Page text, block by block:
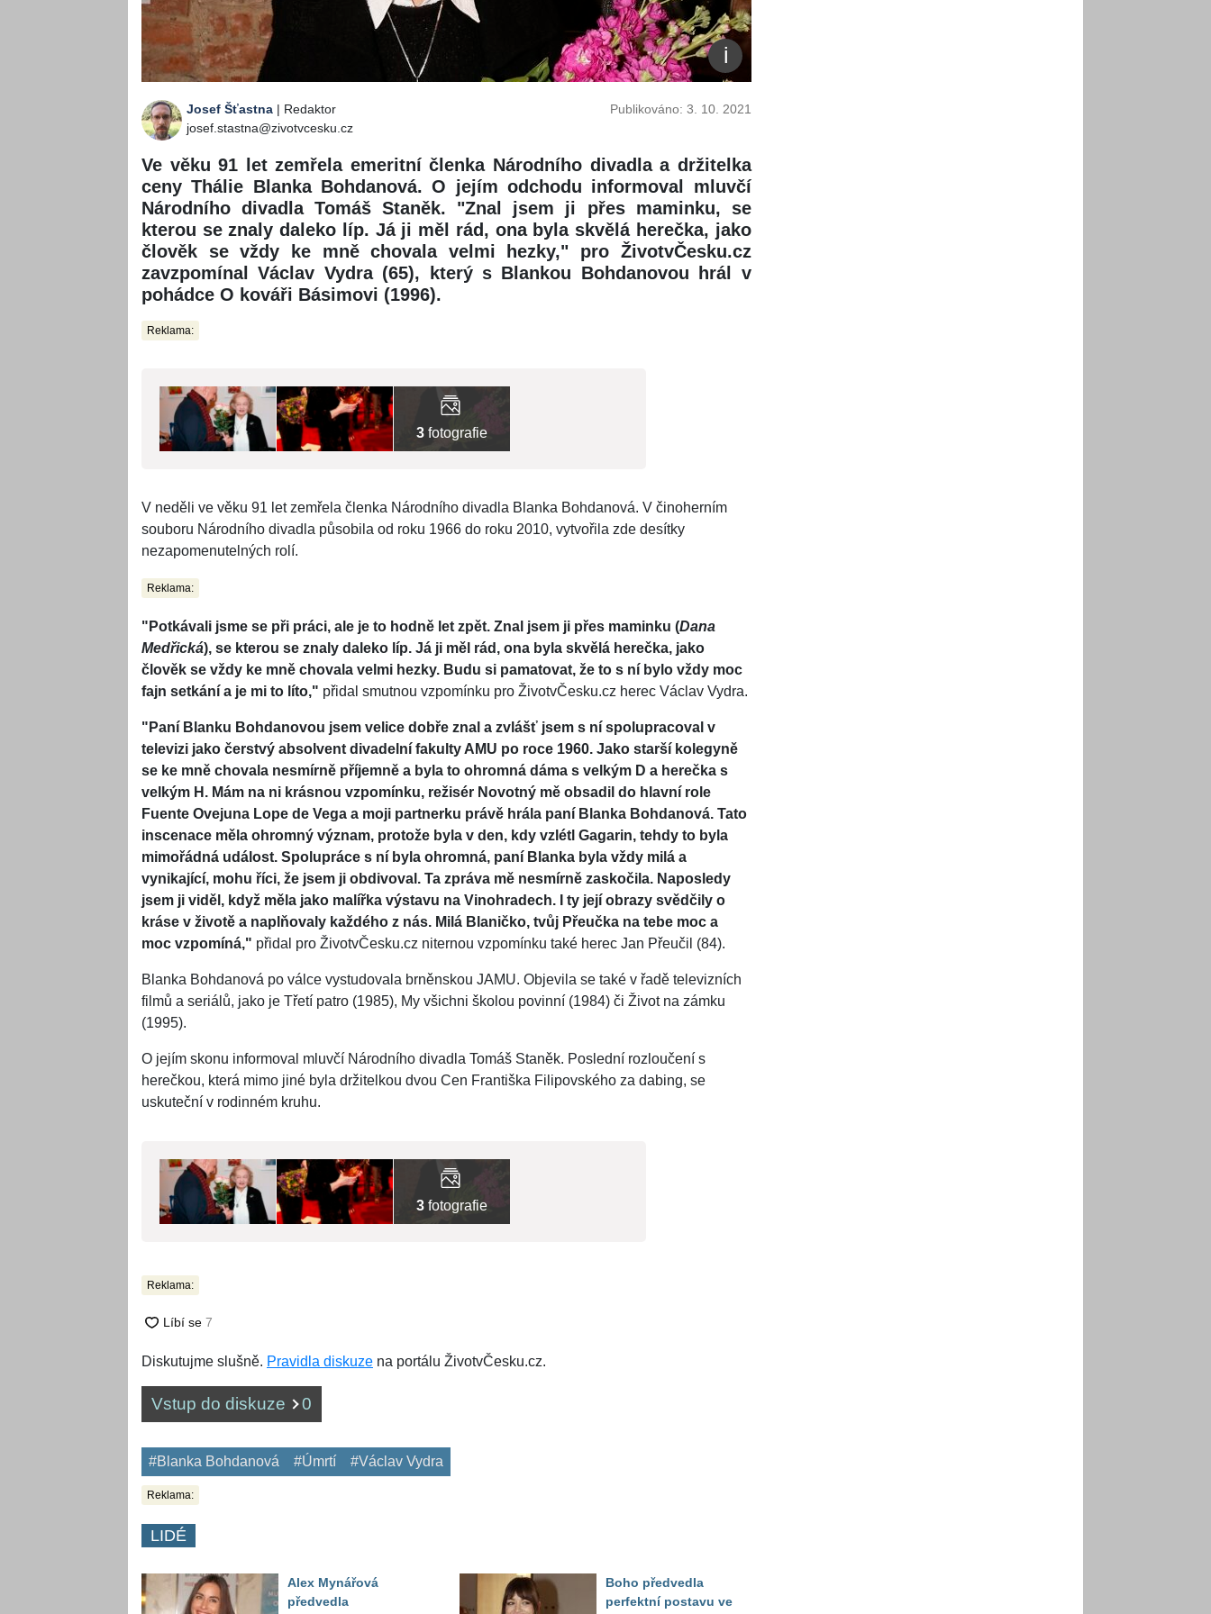
Josef Šťastna | Redaktor
josef.stastna@zivotvcesku.cz
Publikováno: 3. 10. 2021
Ve věku 91 let zemřela emeritní členka Národního divadla a držitelka
ceny Thálie Blanka Bohdanová. O jejím odchodu informoval mluvčí
Národního divadla Tomáš Staněk. "Znal jsem ji přes maminku, se
kterou se znaly daleko líp. Já ji měl rád, ona byla skvělá herečka, jako
člověk se vždy ke mně chovala velmi hezky," pro ŽivotvČesku.cz
zavzpomínal Václav Vydra (65), který s Blankou Bohdanovou hrál v
pohádce O kováři Básimovi (1996).
Reklama:
3 fotografie
V neděli ve věku 91 let zemřela členka Národního divadla Blanka Bohdanová. V činoherním
souboru Národního divadla působila od roku 1966 do roku 2010, vytvořila zde desítky
nezapomenutelných rolí.
Reklama:
"Potkávali jsme se při práci, ale je to hodně let zpět. Znal jsem ji přes maminku (Dana
Medřická), se kterou se znaly daleko líp. Já ji měl rád, ona byla skvělá herečka, jako
člověk se vždy ke mně chovala velmi hezky. Budu si pamatovat, že to s ní bylo vždy moc
fajn setkání a je mi to líto," přidal smutnou vzpomínku pro ŽivotvČesku.cz herec Václav Vydra.
"Paní Blanku Bohdanovou jsem velice dobře znal a zvlášť jsem s ní spolupracoval v
televizi jako čerstvý absolvent divadelní fakulty AMU po roce 1960. Jako starší kolegyně
se ke mně chovala nesmírně příjemně a byla to ohromná dáma s velkým D a herečka s
velkým H. Mám na ni krásnou vzpomínku, režisér Novotný mě obsadil do hlavní role
Fuente Ovejuna Lope de Vega a moji partnerku právě hrála paní Blanka Bohdanová. Tato
inscenace měla ohromný význam, protože byla v den, kdy vzlétl Gagarin, tehdy to byla
mimořádná událost. Spolupráce s ní byla ohromná, paní Blanka byla vždy milá a
vynikající, mohu říci, že jsem ji obdivoval. Ta zpráva mě nesmírně zaskočila. Naposledy
jsem ji viděl, když měla jako malířka výstavu na Vinohradech. I ty její obrazy svědčily o
kráse v životě a naplňovaly každého z nás. Milá Blaničko, tvůj Přeučka na tebe moc a
moc vzpomíná," přidal pro ŽivotvČesku.cz niternou vzpomínku také herec Jan Přeučil (84).
Blanka Bohdanová po válce vystudovala brněnskou JAMU. Objevila se také v řadě televizních
filmů a seriálů, jako je Třetí patro (1985), My všichni školou povinní (1984) či Život na zámku
(1995).
O jejím skonu informoval mluvčí Národního divadla Tomáš Staněk. Poslední rozloučení s
herečkou, která mimo jiné byla držitelkou dvou Cen Františka Filipovského za dabing, se
uskuteční v rodinném kruhu.
3 fotografie
Reklama:
Diskutujme slušně. Pravidla diskuze na portálu ŽivotvČesku.cz.
Vstup do diskuze 0
#Blanka Bohdanová #Úmrtí #Václav Vydra
Reklama:
LIDÉ
Alex Mynářová
předvedla
Boho předvedla
perfektní postavu ve